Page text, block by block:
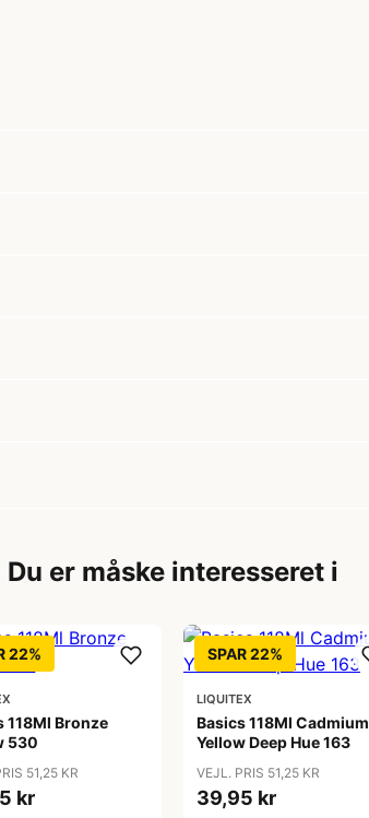
Du er måske interesseret i
22%
118Ml Bronze
530
51,25 KR
kr
SPAR 22%
LIQUITEX
Basics 118Ml Cadmium
Yellow Deep Hue 163
VEJL. PRIS 51,25 KR
39,95 kr